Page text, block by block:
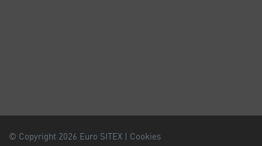
© Copyright 2026 Euro SITEX | Cookies